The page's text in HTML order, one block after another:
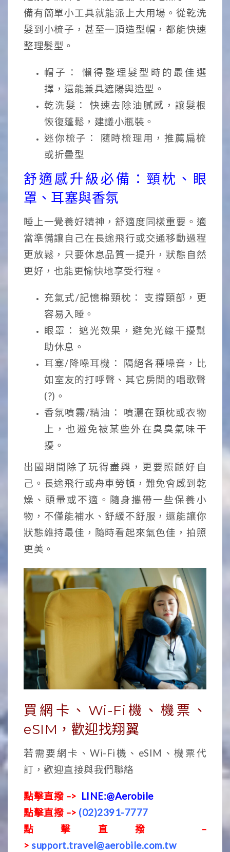
備有簡單小工具就能派上大用場。從乾洗
髮到小梳子，甚至一頂造型帽，都能快速
整理髮型。
帽子： 懶得整理髮型時的最佳選
擇，還能兼具遮陽與造型。
乾洗髮： 快速去除油膩感，讓髮根
恢復蓬鬆，建議小瓶裝。
迷你梳子： 隨時梳理用，推薦扁梳
或折疊型
舒適感升級必備：頸枕、眼
罩、耳塞與香氛
睡上一覺養好精神，舒適度同樣重要。適
當準備讓自己在長途飛行或交通移動過程
更放鬆，只要休息品質一提升，狀態自然
更好，也能更愉快地享受行程。
充氣式/記憶棉頸枕： 支撐頸部，更
容易入睡。
眼罩： 遮光效果，避免光線干擾幫
助休息。
耳塞/降噪耳機： 隔絕各種噪音，比
如室友的打呼聲、其它房間的唱歌聲
(?)。
香氛噴霧/精油： 噴灑在頸枕或衣物
上，也避免被某些外在臭臭氣味干
擾。
出國期間除了玩得盡興，更要照顧好自
己。長途飛行或舟車勞頓，難免會感到乾
燥、頭暈或不適。隨身攜帶一些保養小
物，不僅能補水、舒緩不舒服，還能讓你
狀態維持最佳，隨時看起來氣色佳，拍照
更美。
買網卡、Wi-Fi機、機票、
eSIM，歡迎找翔翼
若需要網卡、Wi-Fi機、eSIM、機票代
訂，歡迎直接與我們聯絡
點擊直撥 –> LINE:@Aerobile
點擊直撥 –> (02)2391-7777
點擊直撥 –
> support.travel@aerobile.com.tw